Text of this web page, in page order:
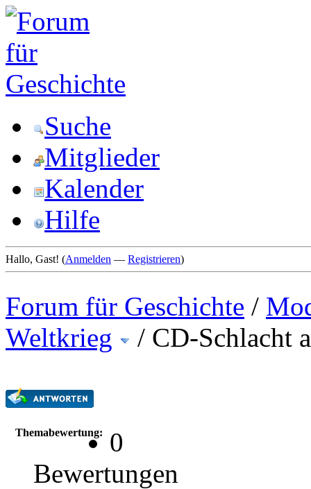
Suche
Mitglieder
Kalender
Hilfe
Hallo, Gast! (Anmelden — Registrieren)
Forum für Geschichte /
Weltkrieg
/ CD-Schlacht
Themabewertung:
0
Bewertungen